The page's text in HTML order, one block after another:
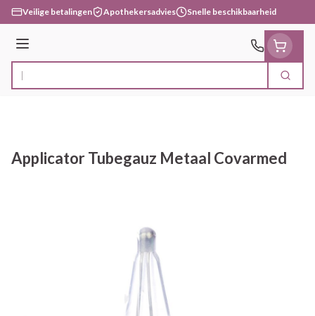
Ga naar de inhoud
Veilige betalingen Apothekersadvies Snelle beschikbaarheid
Menu
Product, merk, categorie... Zoek
Applicator Tubegauz Metaal Covarmed